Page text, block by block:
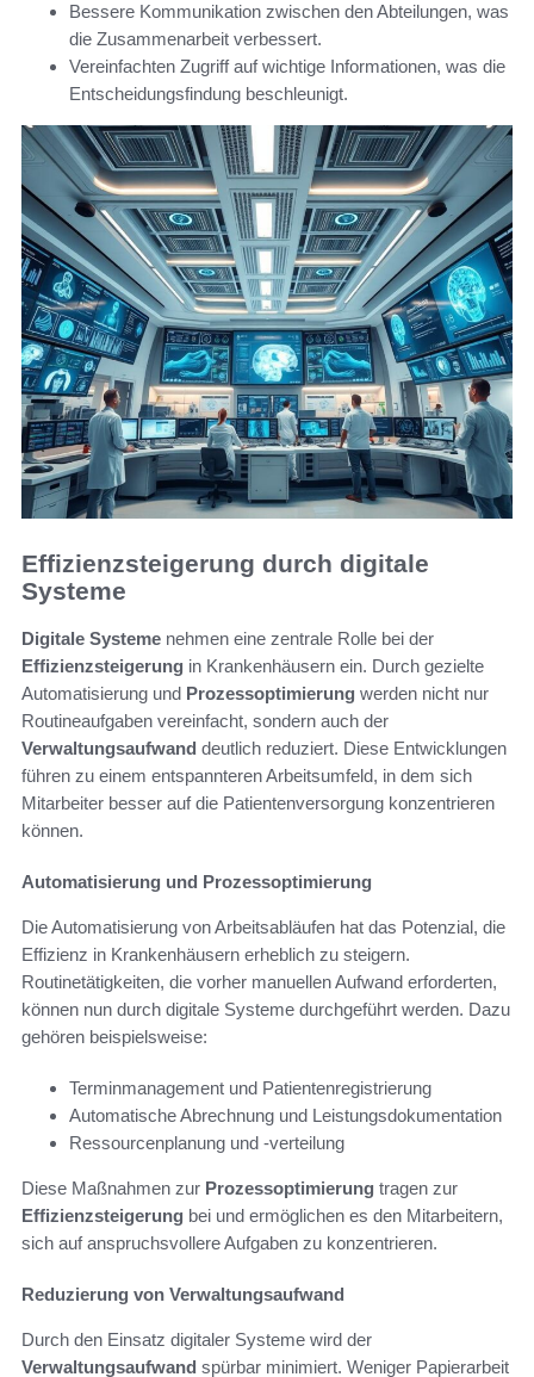
Bessere Kommunikation zwischen den Abteilungen, was
die Zusammenarbeit verbessert.
Vereinfachten Zugriff auf wichtige Informationen, was die
Entscheidungsfindung beschleunigt.
Effizienzsteigerung durch digitale
Systeme
Digitale Systeme nehmen eine zentrale Rolle bei der
Effizienzsteigerung in Krankenhäusern ein. Durch gezielte
Automatisierung und Prozessoptimierung werden nicht nur
Routineaufgaben vereinfacht, sondern auch der
Verwaltungsaufwand deutlich reduziert. Diese Entwicklungen
führen zu einem entspannteren Arbeitsumfeld, in dem sich
Mitarbeiter besser auf die Patientenversorgung konzentrieren
können.
Automatisierung und Prozessoptimierung
Die Automatisierung von Arbeitsabläufen hat das Potenzial, die
Effizienz in Krankenhäusern erheblich zu steigern.
Routinetätigkeiten, die vorher manuellen Aufwand erforderten,
können nun durch digitale Systeme durchgeführt werden. Dazu
gehören beispielsweise:
Terminmanagement und Patientenregistrierung
Automatische Abrechnung und Leistungsdokumentation
Ressourcenplanung und -verteilung
Diese Maßnahmen zur Prozessoptimierung tragen zur
Effizienzsteigerung bei und ermöglichen es den Mitarbeitern,
sich auf anspruchsvollere Aufgaben zu konzentrieren.
Reduzierung von Verwaltungsaufwand
Durch den Einsatz digitaler Systeme wird der
Verwaltungsaufwand spürbar minimiert. Weniger Papierarbeit